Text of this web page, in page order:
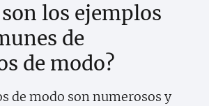
son los ejemplos
de
de modo?
de modo son numerosos y